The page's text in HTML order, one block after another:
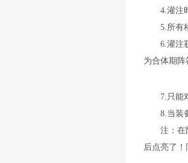
4.灌注时
5.所有格
6.灌注获
为合体期阵
7.只能对
8.当装备
注：在阵
后点亮了